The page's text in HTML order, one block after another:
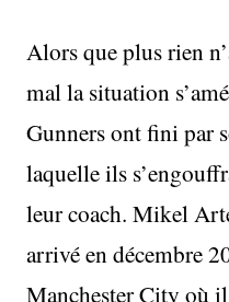
Alors que plus rien
mal la situation
Gunners ont fini par
laquelle ils
leur coach. Mikel
arrivé en décembre
Manchester City où